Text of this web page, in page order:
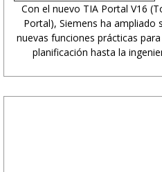
Con el nuevo TIA Portal V16
Portal), Siemens ha ampliado
nuevas funciones prácticas
planificación hasta la